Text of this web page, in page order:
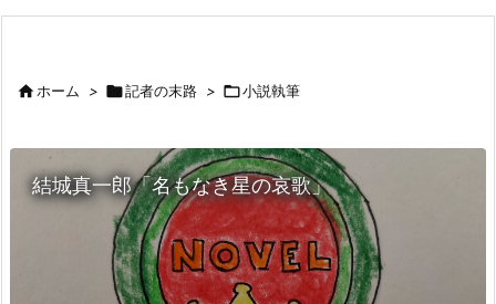
ホーム > 記者の末路 > 小説執筆
結城真一郎「名もなき星の哀歌」